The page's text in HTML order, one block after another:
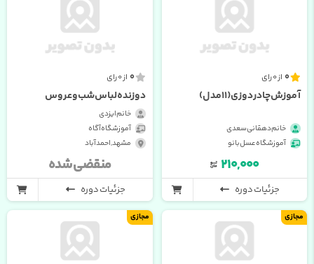
0 از 0 رای
آموزش چادر دوزی (11 مدل)
خانم دهقانی سعدی
آموزشگاه عسل بانو
۲۱۰,۰۰۰
جزئیات دوره
0 از 0 رای
دوزنده لباس شب و عروس
خانم ایزدی
آموزشگاه آگاه
مشهد , احمدآباد
منقضی شده
جزئیات دوره
مجازی مجازی